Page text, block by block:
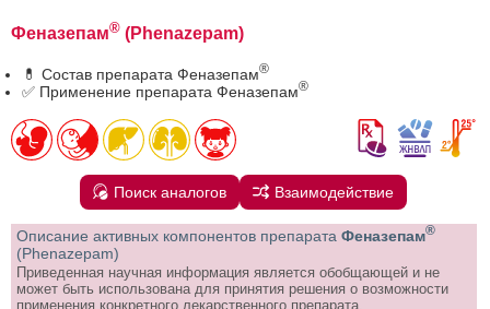
Феназепам® (Phenazepam)
💊 Состав препарата Феназепам®
✅ Применение препарата Феназепам®
Поиск аналогов Взаимодействие
Описание активных компонентов препарата Феназепам®
(Phenazepam)
Приведенная научная информация является обобщающей и не
может быть использована для принятия решения о возможности
применения конкретного лекарственного препарата.